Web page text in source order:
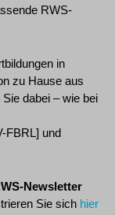
RWS-
in
zu Hause aus
dabei – wie bei
FBRL] und
Newsletter
Sie sich hier